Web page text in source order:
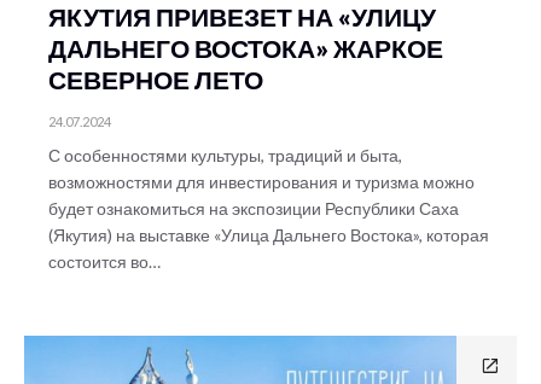
ЯКУТИЯ ПРИВЕЗЕТ НА «УЛИЦУ
ДАЛЬНЕГО ВОСТОКА» ЖАРКОЕ
СЕВЕРНОЕ ЛЕТО
24.07.2024
С особенностями культуры, традиций и быта,
возможностями для инвестирования и туризма можно
будет ознакомиться на экспозиции Республики Саха
(Якутия) на выставке «Улица Дальнего Востока», которая
состоится во…